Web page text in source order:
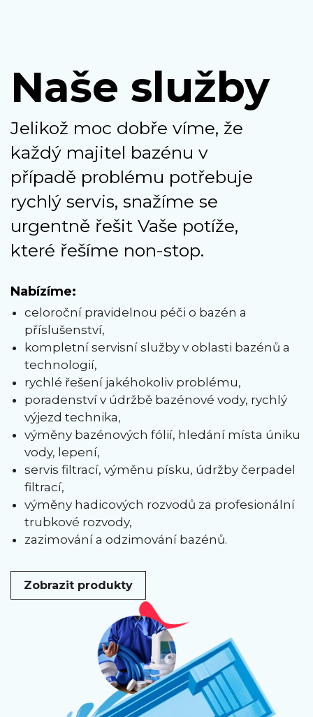
Naše služby
Jelikož moc dobře víme, že
každý majitel bazénu v
případě problému potřebuje
rychlý servis, snažíme se
urgentně řešit Vaše potíže,
které řešíme non-stop.
Nabízíme:
celoroční pravidelnou péči o bazén a
příslušenství,
kompletní servisní služby v oblasti bazénů a
technologií,
rychlé řešení jakéhokoliv problému,
poradenství v údržbě bazénové vody, rychlý
výjezd technika,
výměny bazénových fólií, hledání místa úniku
vody, lepení,
servis filtrací, výměnu písku, údržby čerpadel
filtrací,
výměny hadicových rozvodů za profesionální
trubkové rozvody,
zazimování a odzimování bazénů.
Zobrazit produkty